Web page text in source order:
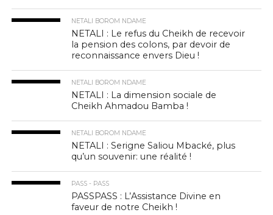
NETALI BOROM NDAME
NETALI : Le refus du Cheikh de recevoir
la pension des colons, par devoir de
reconnaissance envers Dieu !
NETALI BOROM NDAME
NETALI : La dimension sociale de
Cheikh Ahmadou Bamba !
NETALI BOROM NDAME
NETALI : Serigne Saliou Mbacké, plus
qu’un souvenir: une réalité !
PASS - PASS
PASSPASS : L’Assistance Divine en
faveur de notre Cheikh !